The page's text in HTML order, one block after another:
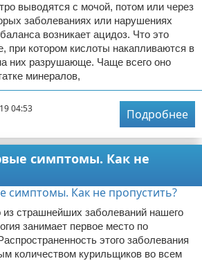
выводятся с мочой, потом или через
заболеваниях или нарушениях
возникает ацидоз. Что это
при котором кислоты накапливаются в
них разрушающе. Чаще всего оно
минералов,
04:53
Подробнее
симптомы. Как не
из страшнейших заболеваний нашего
занимает первое место по
этого заболевания
количеством курильщиков во всем